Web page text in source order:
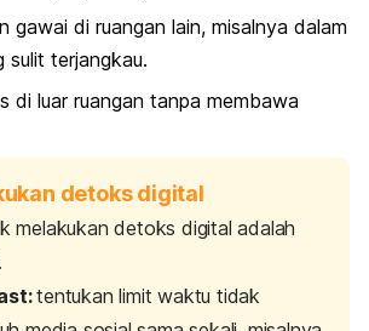
gawai di ruangan lain, misalnya dalam
sulit terjangkau.
di luar ruangan tanpa membawa
detoks digital
melakukan detoks digital adalah
:tentukan limit waktu tidak